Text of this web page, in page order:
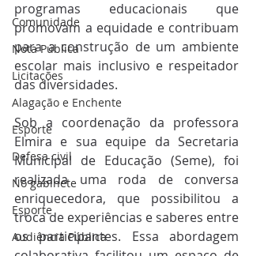
Comunidade
Nota Pública
Licitações
Alagação e Enchente
Esporte
Defesa civil
No gabinete
Esporte
Audiência Pública
programas educacionais que
promovam a equidade e contribuam
para a construção de um ambiente
escolar mais inclusivo e respeitador
das diversidades.
Sob a coordenação da professora
Elmira e sua equipe da Secretaria
Municipal de Educação (Seme), foi
realizada uma roda de conversa
enriquecedora, que possibilitou a
troca de experiências e saberes entre
os participantes. Essa abordagem